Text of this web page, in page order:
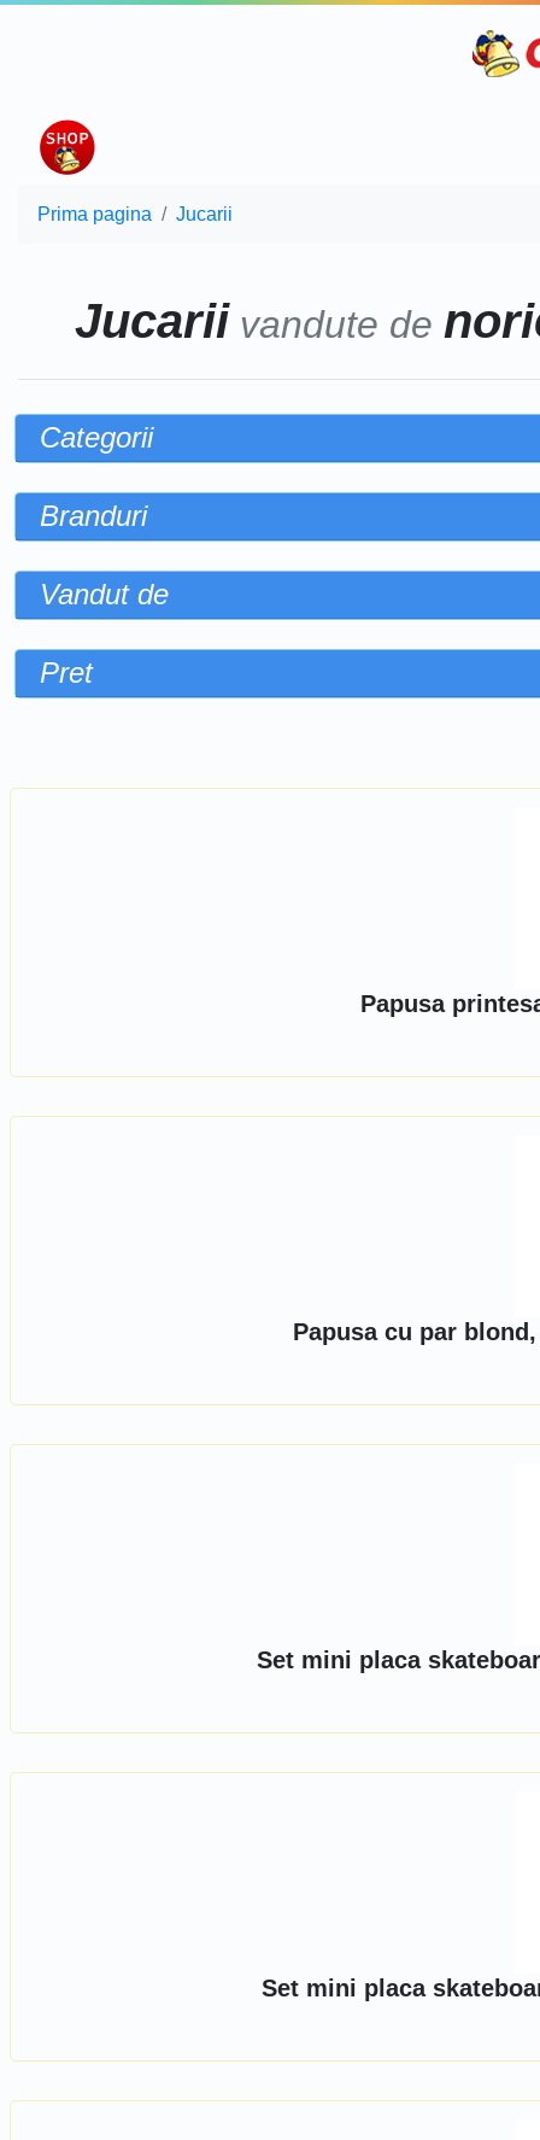
Prima pagina Jucarii
Jucariivandute de
Categorii
Branduri
Vandut de
Pret
Papusa
Papusa cu par
Set mini placa
Set mini placa